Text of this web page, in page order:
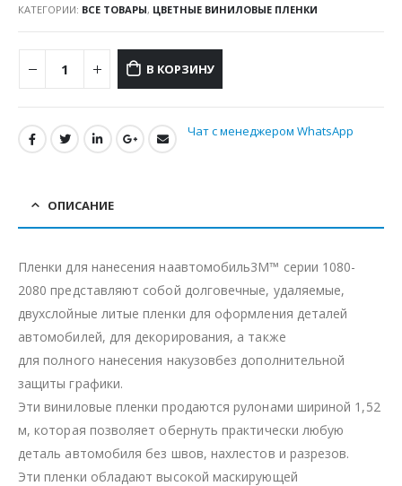
КАТЕГОРИИ: ВСЕ ТОВАРЫ, ЦВЕТНЫЕ ВИНИЛОВЫЕ ПЛЕНКИ
В КОРЗИНУ
Чат с менеджером WhatsApp
ОПИСАНИЕ
Пленки для нанесения наавтомобиль3M™ серии 1080-
2080 представляют собой долговечные, удаляемые,
двухслойные литые пленки для оформления деталей
автомобилей, для декорирования, а также
для полного нанесения накузовбез дополнительной
защиты графики.
Эти виниловые пленки продаются рулонами шириной 1,52
м, которая позволяет обернуть практически любую
деталь автомобиля без швов, нахлестов и разрезов.
Эти пленки обладают высокой маскирующей